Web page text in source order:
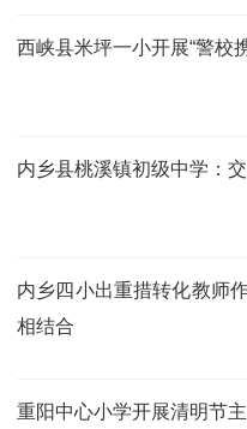
西峡县米坪一小开展“警校
内乡县桃溪镇初级中学：
内乡四小出重措转化教师
相结合
重阳中心小学开展清明节